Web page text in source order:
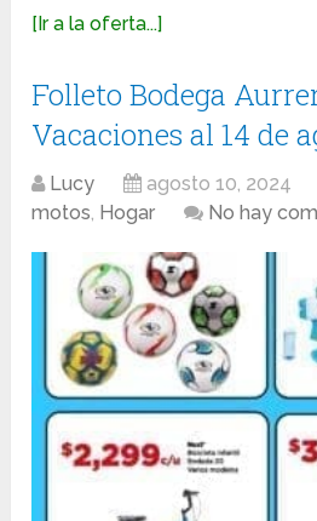
[Ir a la oferta...]
Folleto Bodega
Vacaciones al 14 de
Lucy agosto 10, 2024
motos, Hogar No hay